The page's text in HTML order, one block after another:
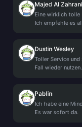
Majed Al Zahrani
Eine wirklich tolle
Ich empfehle es
Dustin Wesley
Toller Service
Fall wieder nutzen.
Pablin
Ich habe eine
Es war sofort da.